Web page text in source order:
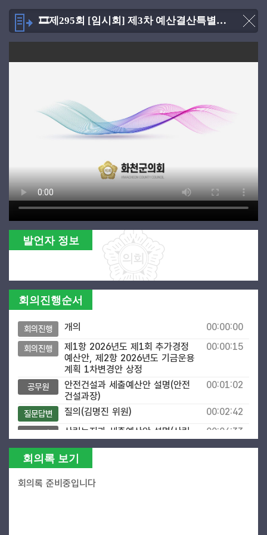
🎞제295회 [임시회] 제3차 예산결산특별위원회 [2026.03.06]
발언자 정보
회의진행순서
회의진행 개의 00:00:00
회의진행
제1항 2026년도 제1회 추가경정
예산안, 제2항 2026년도 기금운용
계획 1차변경안 상정
00:00:15
공무원
안전건설과 세출예산안 설명(안전
건설과장)
00:01:02
질문답변 질의(김명진 위원) 00:02:42
공무원
산림녹지과 세출예산안 설명(산림
녹지과장)
00:04:33
질문답변 질의(김명진 위원)
질문답변 질의(조웅희 위원장)
회의록 보기
회의록 준비중입니다